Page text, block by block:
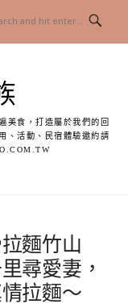
美食，打造屬於我們的回
、活動、民宿體驗邀約請
麵竹山
尋愛妻，
拉麵～